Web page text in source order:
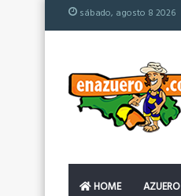
sábado, agosto 8 2026
HOME AZUERO